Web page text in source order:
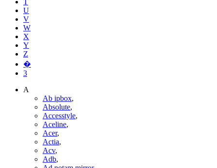
U
V
W
X
Y
Z
�
3
A
Ab ipbox,
Absolute,
Accesstyle,
Aceline,
Acer,
Actia,
Acv,
Adb,